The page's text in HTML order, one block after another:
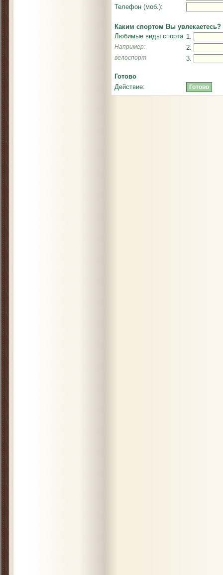
Телефон (моб.):
Каким спортом Вы увлекаетесь?
Любимые виды спорта 1.
Например: 2.
велоспорт 3.
Готово
Действие: